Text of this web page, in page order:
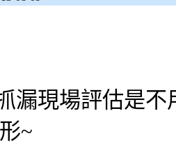
漏現場評估是
~